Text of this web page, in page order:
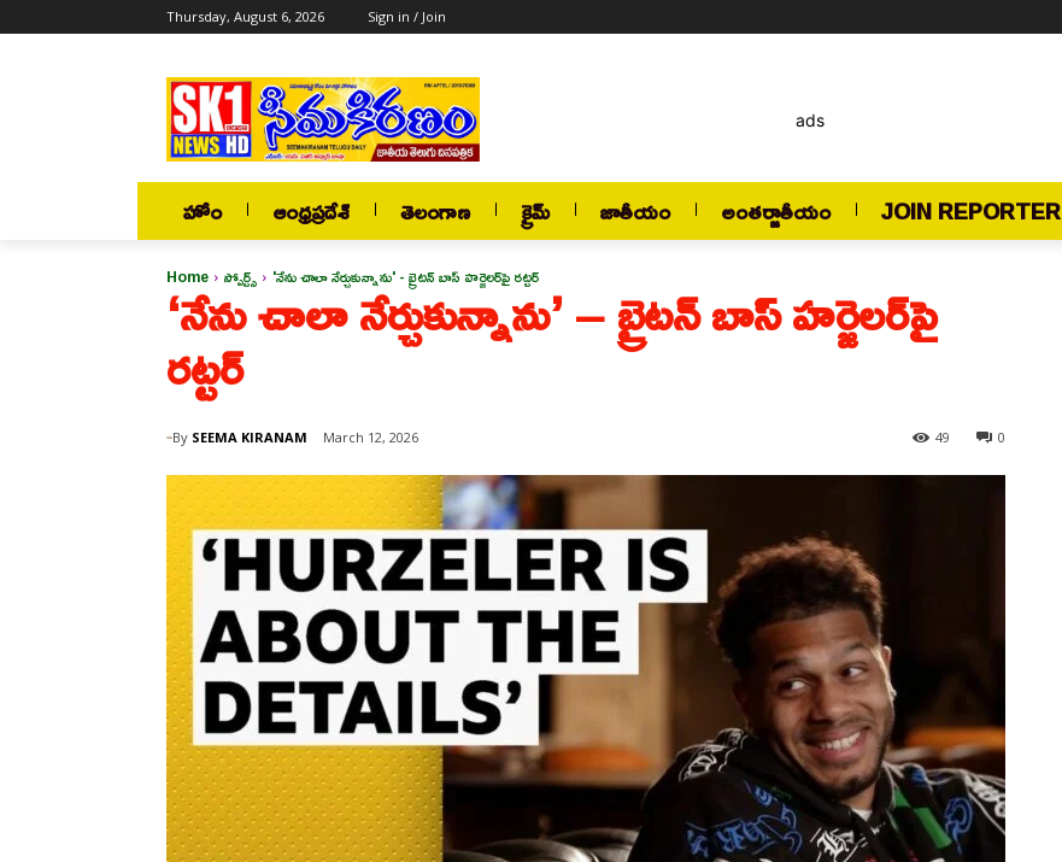
Thursday, August 6, 2026 Sign in / Join
ads
హోం ఆంధ్రప్రదేశ్ తెలంగాణ క్రైమ్ జాతీయం అంతర్జాతీయం JOIN REPORTER
Home స్పోర్ట్స్ 'నేను చాలా నేర్చుకున్నాను' - బ్రైటన్ బాస్ హర్జెలర్‌పై రట్టర్
‘నేను చాలా నేర్చుకున్నాను’ – బ్రైటన్ బాస్ హర్జెలర్‌పై
రట్టర్
By SEEMA KIRANAM March 12, 2026 0
49